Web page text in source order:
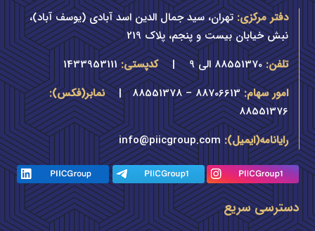
دفتر مرکزی: تهران، سید جمال الدین اسد آبادی (یوسف آباد)،
نبش خیابان بیست و پنجم، پلاک 219
تلفن: 88551370 الی 9 | کدپستی: 1433953111
امور سهام: 88706613 – 88551378 |
نمابر(فکس):
88551376
رایانامه(ایمیل): info@piicgroup.com
دسترسی سریع